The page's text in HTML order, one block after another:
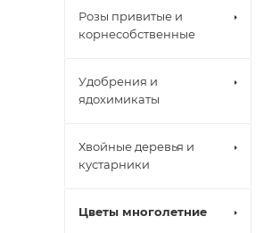
Розы привитые и
корнесобственные
Удобрения и
ядохимикаты
Хвойные деревья и
кустарники
Цветы многолетние